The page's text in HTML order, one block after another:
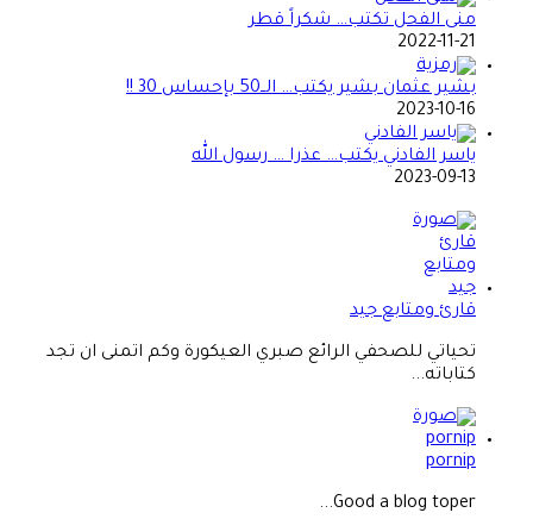
منى الفحل تكتب… شكراً قطر
2022-11-21
بشير عثمان بشير يكتب… الــ50 بإحساس 30 !!
2023-10-16
ياسر الفادني يكتب… عذرا … رسول الله
2023-09-13
قارئ ومتابع جيد
تحياتي للصحفي الرائع صبري العيكورة وكم اتمنى ان تجد
كتاباته...
pornip
Good a blog toper...